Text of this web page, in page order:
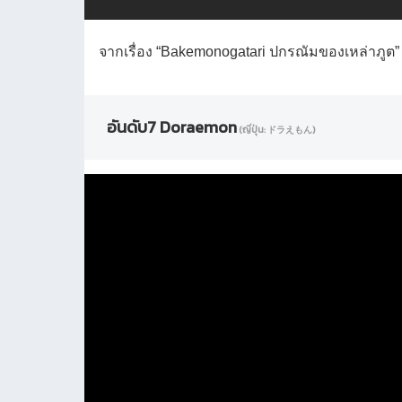
จากเรื่อง “Bakemonogatari ปกรณัมของเหล่าภูต
อันดับ7 Doraemon (ญี่ปุ่น: ドラえもん)